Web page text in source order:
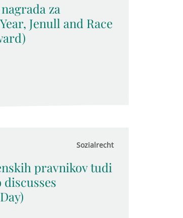
za
Jenull and Race
Sozialrecht
pravnikov tudi